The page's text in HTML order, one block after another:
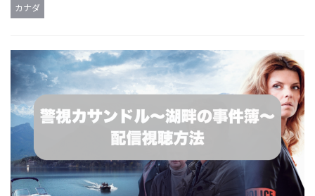
カナダ